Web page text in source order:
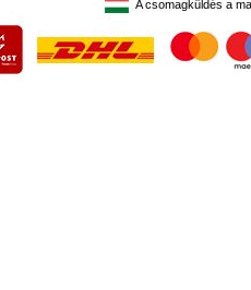
A csomagküldés a